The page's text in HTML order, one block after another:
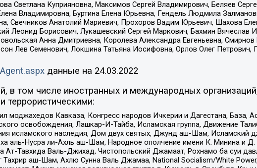
Светлана Куприяновна, Максимов Сергей Владимирович, Беляев
Владимировна, Буртина Елена Юрьевна, Гендель Людмила
Свечников Анатолий Мариевич, Прохоров Вадим Юрьевич, Шахова
Леонид Борисович, Лукашевский Сергей Маркович, Бахмин
Анна Дмитриевна, Королева Александра Евгеньевна,
Лев Семенович, Локшина Татьяна Иосифовна, Орлов Олег
данные на 24.03.2022
в том числе иностранных и международных
террористическими:
Кавказа, Конгресс народов Ичкерии и Дагестана, База,
освобождения, Лашкар-И-Тайба, Исламская группа, Движение
исламского наследия, Дом двух святых, Джунд аш-Шам, Исламский
аль-Нусра ли-Ахль аш-Шам, Народное ополчение имени К. Минина и
Тавхида Валь-Джихад, Чистопольский Джамаат, Рохнамо ба суи
аш-Шам, Ахлю Сунна Валь Джамаа, National Socialism/White Power,